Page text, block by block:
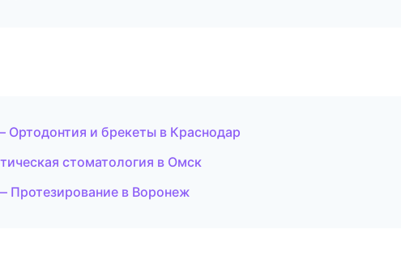
и брекеты в Краснодар
стоматология в Омск
Протезирование в Воронеж